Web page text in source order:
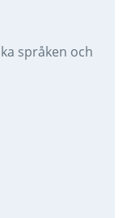
språken och